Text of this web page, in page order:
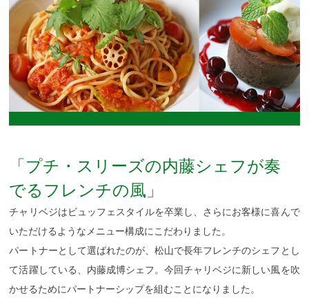
「プチ・スリーズの内藤シェフが奏
でるフレンチの風」
チャリベジはビュッフェスタイルを卒業し、さらにお客様に喜んで
いただけるようなメニュー構成にこだわりました。
パートナーとして選ばれたのが、松山で長年フレンチのシェフとし
て活躍している、内藤成博シェフ。今回チャリベジに新しい風を吹
かせるためにパートナーシップを組むことになりました。